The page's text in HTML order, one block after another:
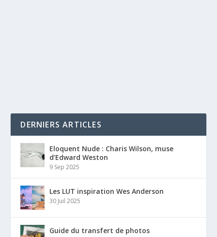
DERNIERS ARTICLES
Eloquent Nude : Charis Wilson, muse
d’Edward Weston
9 Sep 2025
Les LUT inspiration Wes Anderson
30 Juil 2025
Guide du transfert de photos